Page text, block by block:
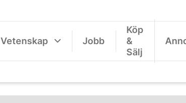
Vetenskap Jobb
Köp
&
Sälj